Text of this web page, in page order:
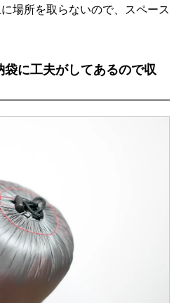
場所を取らないので、スペース
袋に工夫がしてあるので収